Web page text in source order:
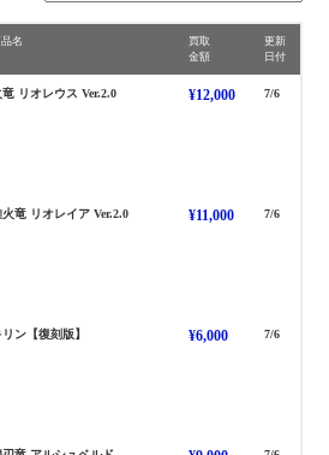
名
買取
金額
更新
日付
竜 リオレウス Ver.2.0りおれうす ¥12,000 7/6
火竜 リオレイア Ver.2.0りおれいあ ¥11,000 7/6
リン【復刻版】 ¥6,000 7/6